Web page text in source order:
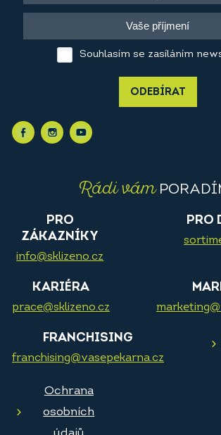
Souhlasím se zasíláním
ODEBÍRAT
Rádi vám
PRO
ZÁKAZNÍKY
info@sklizeno.cz
PRO
KARIÉRA
prace@sklizeno.cz
FRANCHISING
franchising@vasepekarna.cz
Ochrana
osobních